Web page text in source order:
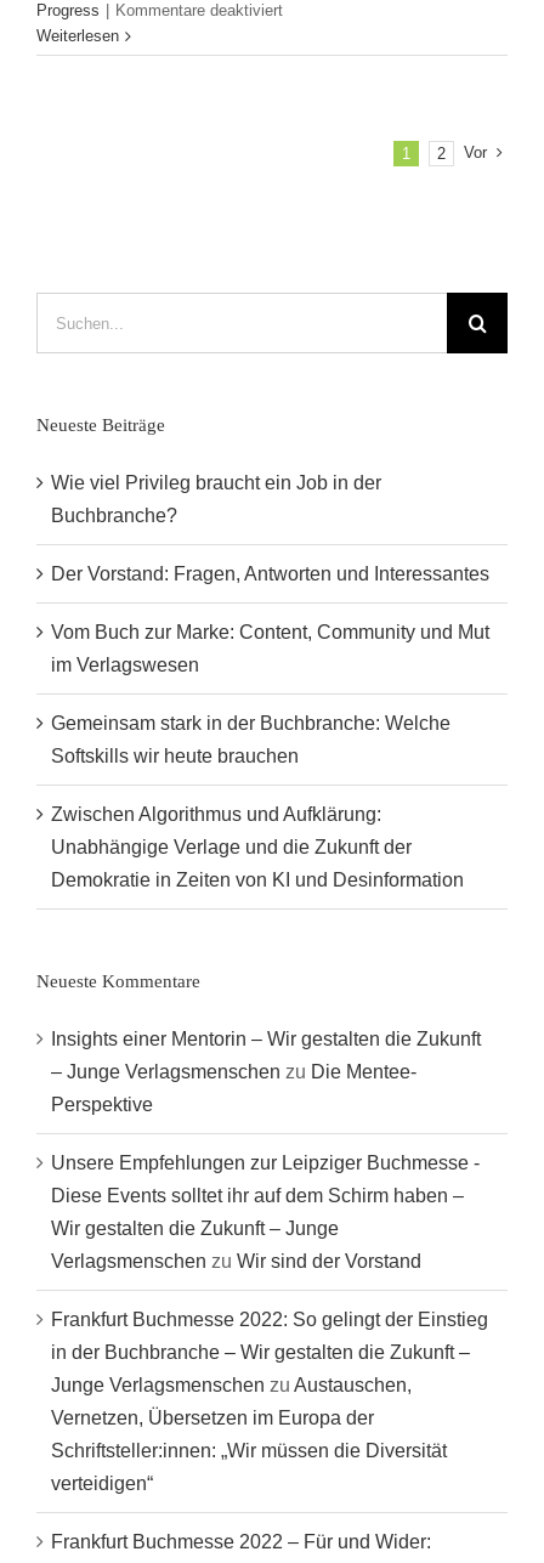
Progress Kommentare deaktiviertfür
Work
Weiterlesen
1 2 Vor
Neueste Beiträge
Wie viel Privileg braucht ein Job in der
Buchbranche?
Der Vorstand: Fragen, Antworten und Interessantes
Vom Buch zur Marke: Content, Community und Mut
im Verlagswesen
Gemeinsam stark in der Buchbranche: Welche
Softskills wir heute brauchen
Zwischen Algorithmus und Aufklärung:
Unabhängige Verlage und die Zukunft der
Demokratie in Zeiten von KI und Desinformation
Neueste Kommentare
Insights einer Mentorin – Wir gestalten die Zukunft
– Junge Verlagsmenschen zu Die Mentee-
Perspektive
Unsere Empfehlungen zur Leipziger Buchmesse -
Diese Events solltet ihr auf dem Schirm haben –
Wir gestalten die Zukunft – Junge
Verlagsmenschen zu Wir sind der Vorstand
Frankfurt Buchmesse 2022: So gelingt der Einstieg
in der Buchbranche – Wir gestalten die Zukunft –
Junge Verlagsmenschen zu Austauschen,
Vernetzen, Übersetzen im Europa der
Schriftsteller:innen: „Wir müssen die Diversität
verteidigen“
Frankfurt Buchmesse 2022 – Für und Wider: